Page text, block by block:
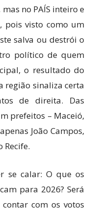
no PAÍS inteiro e
pois visto como um
salva ou destrói o
político de quem
o resultado do
região sinaliza certa
de direita. Das
prefeitos – Maceió,
João Campos,
Recife.
se calar: O que os
para 2026? Será
com os votos